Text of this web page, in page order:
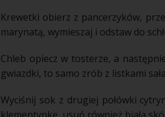
Krewetki obierz z pancerzyków,
marynatą, wymieszaj i odstaw do
Chleb opiecz w tosterze, a
gwiazdki, to samo zrób z listkami
Wyciśnij sok z drugiej połówki